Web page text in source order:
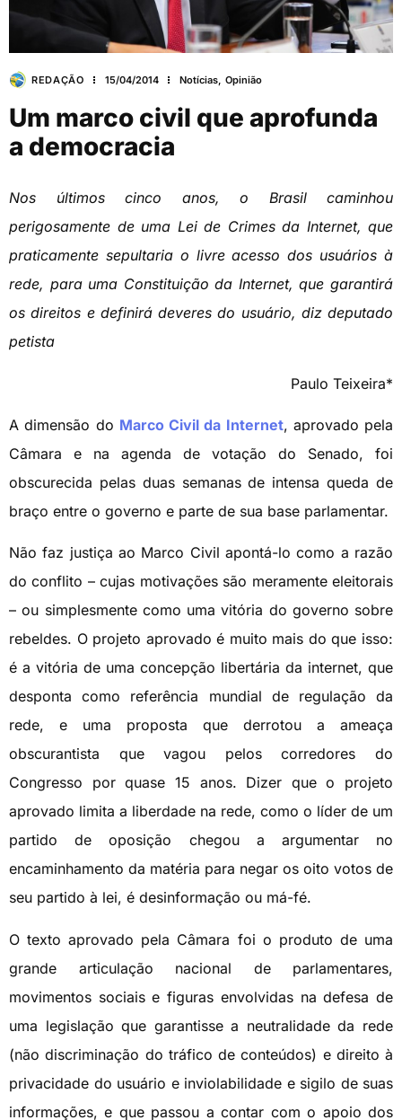
REDAÇÃO 15/04/2014 Notícias, Opinião
Um marco civil que aprofunda
a democracia
Nos últimos cinco anos, o Brasil caminhou
perigosamente de uma Lei de Crimes da Internet, que
praticamente sepultaria o livre acesso dos usuários à
rede, para uma Constituição da Internet, que garantirá
os direitos e definirá deveres do usuário, diz deputado
petista
Paulo Teixeira*
A dimensão do Marco Civil da Internet, aprovado pela
Câmara e na agenda de votação do Senado, foi
obscurecida pelas duas semanas de intensa queda de
braço entre o governo e parte de sua base parlamentar.
Não faz justiça ao Marco Civil apontá-lo como a razão
do conflito – cujas motivações são meramente eleitorais
– ou simplesmente como uma vitória do governo sobre
rebeldes. O projeto aprovado é muito mais do que isso:
é a vitória de uma concepção libertária da internet, que
desponta como referência mundial de regulação da
rede, e uma proposta que derrotou a ameaça
obscurantista que vagou pelos corredores do
Congresso por quase 15 anos. Dizer que o projeto
aprovado limita a liberdade na rede, como o líder de um
partido de oposição chegou a argumentar no
encaminhamento da matéria para negar os oito votos de
seu partido à lei, é desinformação ou má-fé.
O texto aprovado pela Câmara foi o produto de uma
grande articulação nacional de parlamentares,
movimentos sociais e figuras envolvidas na defesa de
uma legislação que garantisse a neutralidade da rede
(não discriminação do tráfico de conteúdos) e direito à
privacidade do usuário e inviolabilidade e sigilo de suas
informações, e que passou a contar com o apoio dos